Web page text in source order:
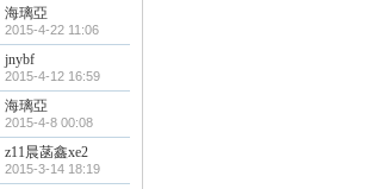
海璃亞
2015-4-22 11:06
jnybf
2015-4-12 16:59
海璃亞
2015-4-8 00:08
z11晨菡鑫xe2
2015-3-14 18:19